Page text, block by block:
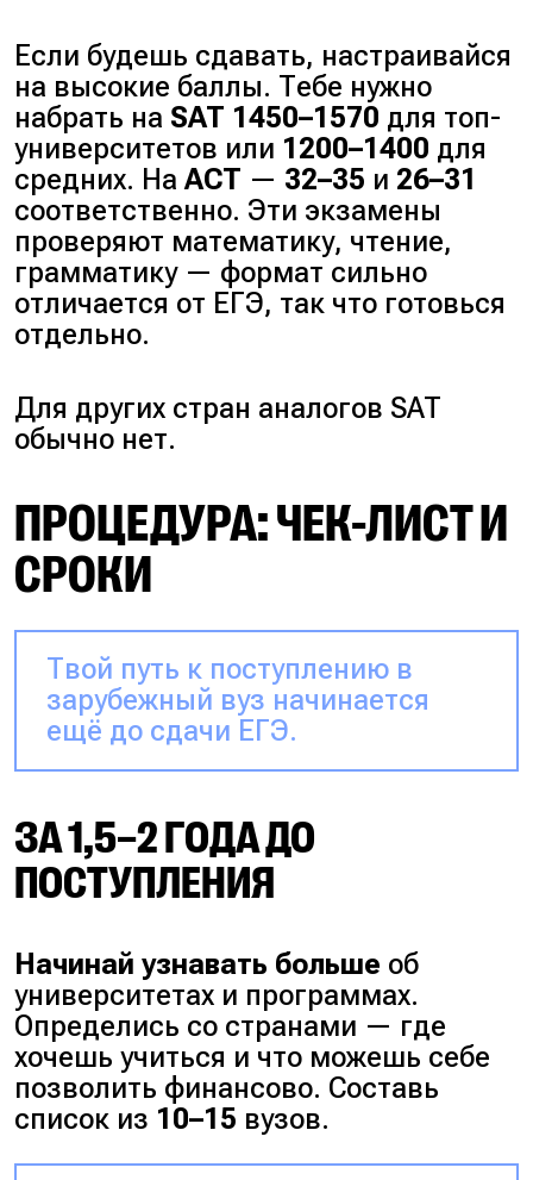
Если будешь сдавать, настраивайся
на высокие баллы. Тебе нужно
набрать на SAT 1450–1570 для топ-
университетов или 1200–1400 для
средних. НаACT — 32–35 и 26–31
соответственно. Эти экзамены
проверяют математику, чтение,
грамматику — формат сильно
отличается от ЕГЭ, так что готовься
отдельно.
Для других стран аналогов SAT
обычно нет.
ПРОЦЕДУРА: ЧЕК-ЛИСТ И
СРОКИ
Твой путь к поступлению в
зарубежный вуз начинается
ещё до сдачи ЕГЭ.
ЗА 1,5–2 ГОДА ДО
ПОСТУПЛЕНИЯ
Начинай узнавать больше об
университетах и программах.
Определись со странами — где
хочешь учиться и что можешь себе
позволить финансово. Составь
список из 10–15 вузов.